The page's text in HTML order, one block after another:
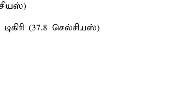
(37.8 செல்சியஸ்)